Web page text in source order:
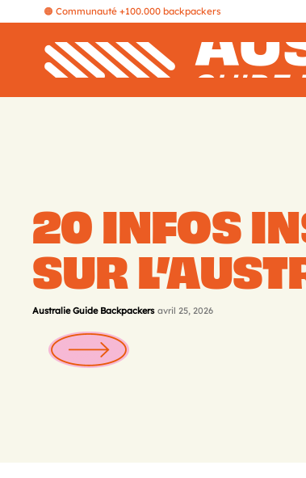
🟠 Communauté +100.000 backpackers
20 INFOS
SUR
Australie Guide Backpackers avril 25, 2026